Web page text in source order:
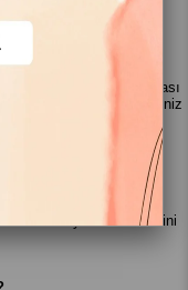
güvenli midir?
için çok
toplanması ve saklanması
Kredi kartı bilgileriniz
şekilde
ve eft yollarından birini